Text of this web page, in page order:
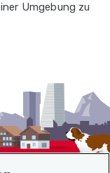
Umgebung zu